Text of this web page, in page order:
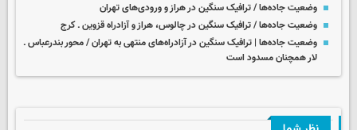
وضعیت جاده‌ها / ترافیک سنگین در هراز و ورودی‌های تهران
وضعیت جاده‌ها / ترافیک سنگین در چالوس، هراز و آزادراه قزوین ـ کرج
وضعیت جاده‌ها | ترافیک سنگین در آزادراه‌های منتهی به تهران / محور بندرعباس ـ
لار همچنان مسدود است